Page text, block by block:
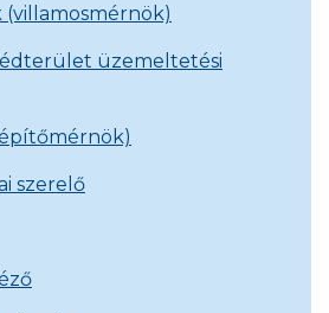
üzemeltetési
szerelő